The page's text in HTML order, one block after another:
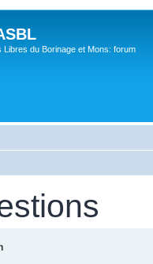
Libres du Borinage et Mons: forum